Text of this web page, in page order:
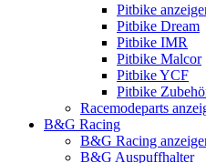
Pitbike
Pitbike Dream
Pitbike IMR
Pitbike Malcor
Pitbike YCF
Pitbike
Racemodeparts
B&G Racing
B&G Racing
B&G Auspuffhalter